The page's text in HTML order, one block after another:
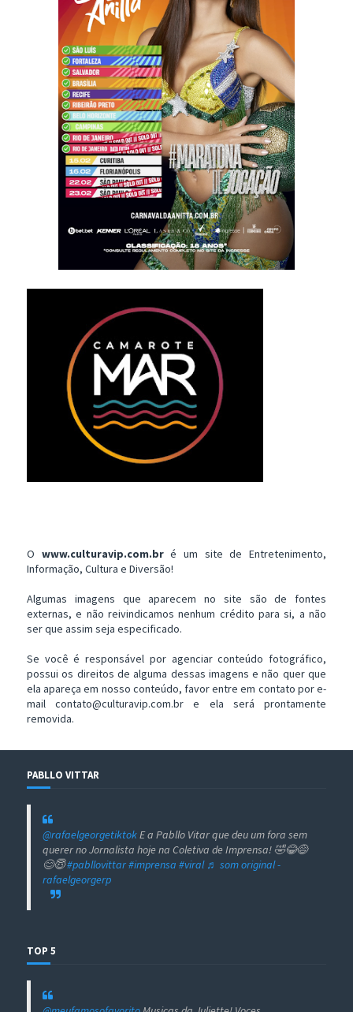
O www.culturavip.com.bré um site de Entretenimento,
Informação, Cultura e Diversão!
Algumas imagens que aparecem no site são de fontes
externas, e não reivindicamos nenhum crédito para si, a não
ser que assim seja especificado.
Se você é responsável por agenciar conteúdo fotográfico,
possui os direitos de alguma dessas imagens e não quer que
ela apareça em nosso conteúdo, favor entre em contato por e-
mail contato@culturavip.com.br e ela será prontamente
removida.
PABLLO VITTAR
@rafaelgeorgetiktokE a Pabllo Vitar que deu um fora sem
querer no Jornalista hoje na Coletiva de Imprensa! 🤣😂😅
😊😇#pabllovittar#imprensa #viral ♬ som original -
rafaelgeorgerp
TOP 5